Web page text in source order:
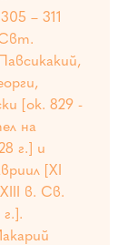
– 311
Свт.
[ок. 829 -
на
г.] и
[XI
в. Св.